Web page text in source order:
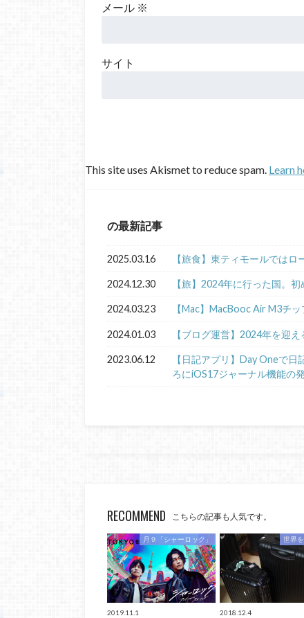
メール ※
サイト
This site uses Akismet to reduce spam. Learn
の最新記事
2025.03.16 【旅食】東ティモールでは
2024.12.30 【旅】2024年に行った国。
2024.03.23 【Mac】MacBooc Air M3チ
2024.01.03 【ブログ運営】2024年を迎
2023.06.12
【日記アプリ】Day Oneで
ろにiOS17ジャーナル機能の
RECOMMEND こちらの記事も人気です。
月９「シャーロック」
2019.11.1
世界
2018.12.4